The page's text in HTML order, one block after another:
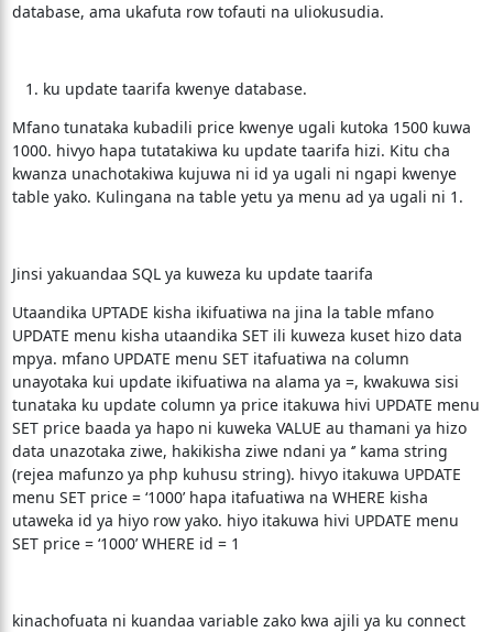
database, ama ukafuta row tofauti na uliokusudia.
ku update taarifa kwenye database.
Mfano tunataka kubadili price kwenye ugali kutoka 1500 kuwa
1000. hivyo hapa tutatakiwa ku update taarifa hizi. Kitu cha
kwanza unachotakiwa kujuwa ni id ya ugali ni ngapi kwenye
table yako. Kulingana na table yetu ya menu ad ya ugali ni 1.
Jinsi yakuandaa SQL ya kuweza ku update taarifa
Utaandika UPTADE kisha ikifuatiwa na jina la table mfano
UPDATE menu kisha utaandika SET ili kuweza kuset hizo data
mpya. mfano UPDATE menu SET itafuatiwa na column
unayotaka kui update ikifuatiwa na alama ya =, kwakuwa sisi
tunataka ku update column ya price itakuwa hivi UPDATE menu
SET price baada ya hapo ni kuweka VALUE au thamani ya hizo
data unazotaka ziwe, hakikisha ziwe ndani ya ‘’ kama string
(rejea mafunzo ya php kuhusu string). hivyo itakuwa UPDATE
menu SET price = ‘1000’ hapa itafuatiwa na WHERE kisha
utaweka id ya hiyo row yako. hiyo itakuwa hivi UPDATE menu
SET price = ‘1000’ WHERE id = 1
kinachofuata ni kuandaa variable zako kwa ajili ya ku connect